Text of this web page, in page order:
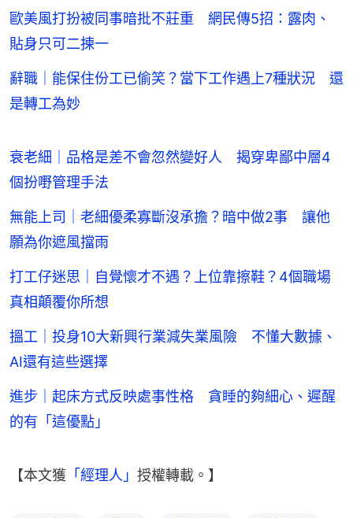
歐美風打扮被同事暗批不莊重 網民傳5招：露肉、
貼身只可二揀一
辭職｜能保住份工已偷笑？當下工作遇上7種狀況 還
是轉工為妙
衰老細｜品格是差不會忽然變好人 揭穿卑鄙中層4
個扮嘢管理手法
無能上司｜老細優柔寡斷沒承擔？暗中做2事 讓他
願為你遮風擋雨
打工仔迷思｜自覺懷才不遇？上位靠擦鞋？4個職場
真相顛覆你所想
搵工｜投身10大新興行業減失業風險 不懂大數據、
AI還有這些選擇
進步｜起床方式反映處事性格 貪睡的夠細心、遲醒
的有「這優點」
【本文獲 「經理人」 授權轉載。】